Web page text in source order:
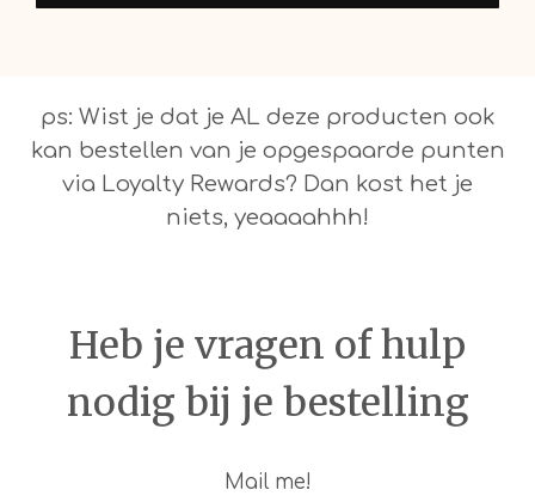
ps: Wist je dat je AL deze producten ook
kan bestellen van je opgespaarde punten
via Loyalty Rewards? Dan kost het je
niets, yeaaaahhh!
Heb je vragen of hulp
nodig bij je bestelling
Mail me!